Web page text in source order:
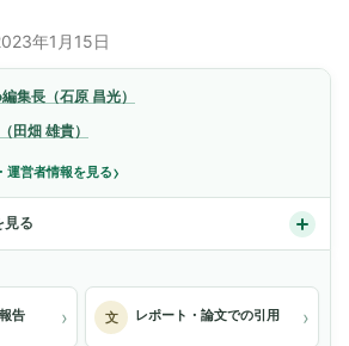
年1月15日
集長（石原 昌光）
田畑 雄貴）
運営者情報を見る›
見る
告 › 文 レポート・論文での引用 ›